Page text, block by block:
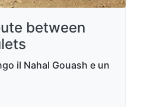
between
il Nahal Gouash e un